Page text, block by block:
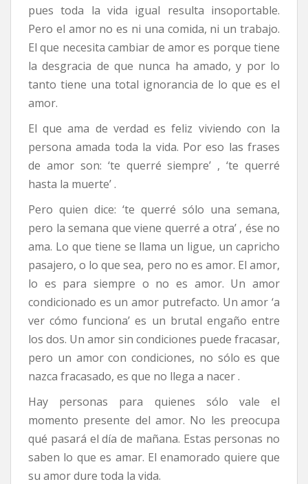
pues toda la vida igual resulta insoportable.
Pero el amor no es ni una comida, ni un trabajo.
El que necesita cambiar de amor es porque tiene
la desgracia de que nunca ha amado, y por lo
tanto tiene una total ignorancia de lo que es el
amor.
El que ama de verdad es feliz viviendo con la
persona amada toda la vida. Por eso las frases
de amor son: ‘te querré siempre’ , ‘te querré
hasta la muerte’ .
Pero quien dice: ‘te querré sólo una semana,
pero la semana que viene querré a otra’ , ése no
ama. Lo que tiene se llama un ligue, un capricho
pasajero, o lo que sea, pero no es amor. El amor,
lo es para siempre o no es amor. Un amor
condicionado es un amor putrefacto. Un amor ‘a
ver cómo funciona’ es un brutal engaño entre
los dos. Un amor sin condiciones puede fracasar,
pero un amor con condiciones, no sólo es que
nazca fracasado, es que no llega a nacer .
Hay personas para quienes sólo vale el
momento presente del amor. No les preocupa
qué pasará el día de mañana. Estas personas no
saben lo que es amar. El enamorado quiere que
su amor dure toda la vida.